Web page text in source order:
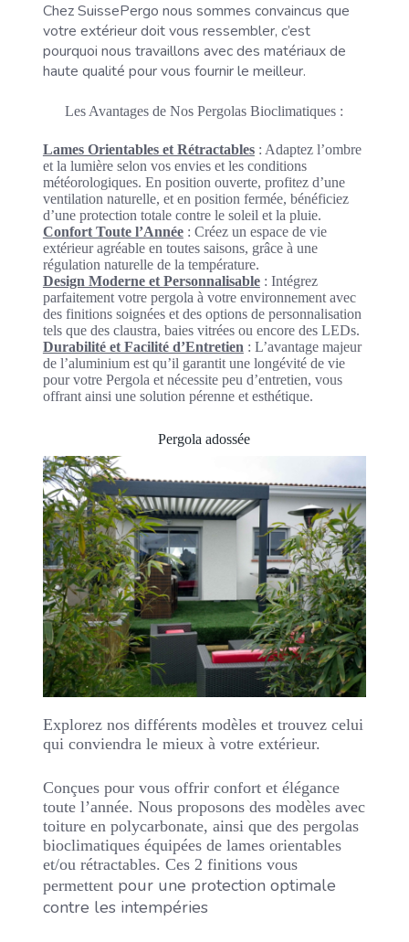
Chez SuissePergo nous sommes convaincus que
votre extérieur doit vous ressembler, c’est
pourquoi nous travaillons avec des matériaux de
haute qualité pour vous fournir le meilleur.
Les Avantages de Nos Pergolas Bioclimatiques :
Lames Orientables et Rétractables: Adaptez l’ombre
et la lumière selon vos envies et les conditions
météorologiques. En position ouverte, profitez d’une
ventilation naturelle, et en position fermée, bénéficiez
d’une protection totale contre le soleil et la pluie.
Confort Toute l’Année: Créez un espace de vie
extérieur agréable en toutes saisons, grâce à une
régulation naturelle de la température.
Design Moderne et Personnalisable: Intégrez
parfaitement votre pergola à votre environnement avec
des finitions soignées et des options de personnalisation
tels que des claustra, baies vitrées ou encore des LEDs.
Durabilité et Facilité d’Entretien : L’avantage majeur
de l’aluminium est qu’il garantit une longévité de vie
pour votre Pergola et nécessite peu d’entretien, vous
offrant ainsi une solution pérenne et esthétique.
Pergola adossée
Explorez nos différents modèles et trouvez celui
qui conviendra le mieux à votre extérieur.
Conçues pour vous offrir confort et élégance
toute l’année. Nous proposons des modèles avec
toiture en polycarbonate, ainsi que des pergolas
bioclimatiques équipées de lames orientables
et/ou rétractables. Ces 2 finitions vous
permettent pour une protection optimale
contre les intempéries